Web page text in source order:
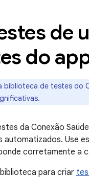
de
do
biblioteca de testes do
da Conexão
automatizados. Use
corretamente a
para criar